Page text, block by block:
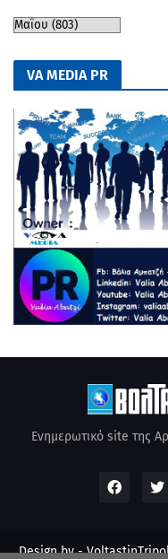
VA MEDIA PR
Ενημερωτικό site της
Design by -